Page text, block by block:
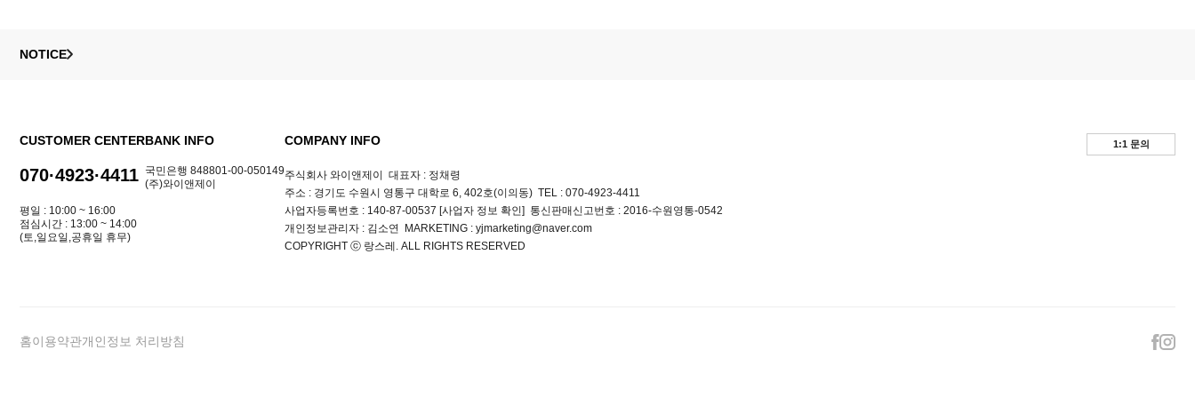
NOTICE
CUSTOMER CENTER
070·4923·4411
평일 : 10:00 ~ 16:00
점심시간 : 13:00 ~ 14:00
(토,일요일,공휴일 휴무)
BANK INFO
국민은행 848801-00-050149
(주)와이앤제이
COMPANY INFO
주식회사 와이앤제이 대표자 : 정채령
주소 : 경기도 수원시 영통구 대학로 6, 402호(이의동) TEL : 070-4923-4411
사업자등록번호 : 140-87-00537 [사업자 정보 확인] 통신판매신고번호 : 2016-수원영통-0542
개인정보관리자 : 김소연
MARKETING : yjmarketing@naver.com
COPYRIGHT ⓒ 랑스레. ALL RIGHTS RESERVED
1:1 문의
홈이용약관개인정보 처리방침